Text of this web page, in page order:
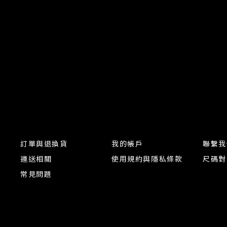
訂單與退換貨
運送相關
常見問題
我的帳戶
使用規約與隱私條款
聯繫
尺碼